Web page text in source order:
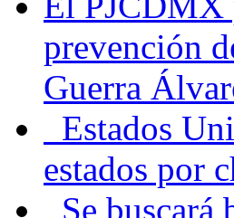
prevención
Guerra
Estados
estados por
Se